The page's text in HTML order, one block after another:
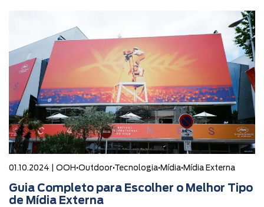
01.10.2024 | OOH •Outdoor•Tecnologia• Mídia• Mídia Externa
Guia Completo para Escolher o Melhor Tipo
de Mídia Externa